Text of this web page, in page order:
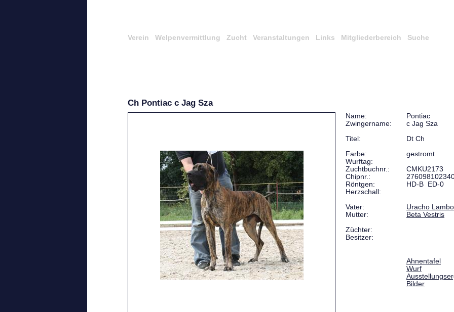
Verein Welpenvermittlung Zucht Veranstaltungen Links Mitgliederbereich Suche
Ch Pontiac c Jag Sza
Name:
Pontiac
Zwingername:
c Jag Sza
Titel:
Dt Ch
Farbe:
gestromt
Wurftag:
Zuchtbuchnr.:
CMKU2173
Chipnr.:
Röntgen:
HD-B ED-0
Herzschall:
Vater:
Uracho
Mutter:
Beta Vestris
Züchter:
Besitzer:
Ahnentafel
Wurf
Bilder